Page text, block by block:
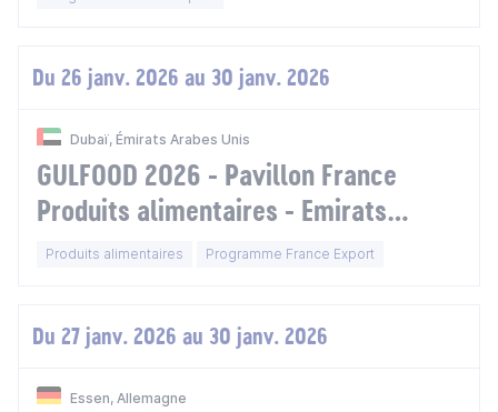
Du 26 janv. 2026 au 30 janv. 2026
Dubaï, Émirats Arabes Unis
GULFOOD 2026 - Pavillon France
Produits alimentaires - Emirats
arabes unis
Produits alimentaires Programme France Export
Du 27 janv. 2026 au 30 janv. 2026
Essen, Allemagne